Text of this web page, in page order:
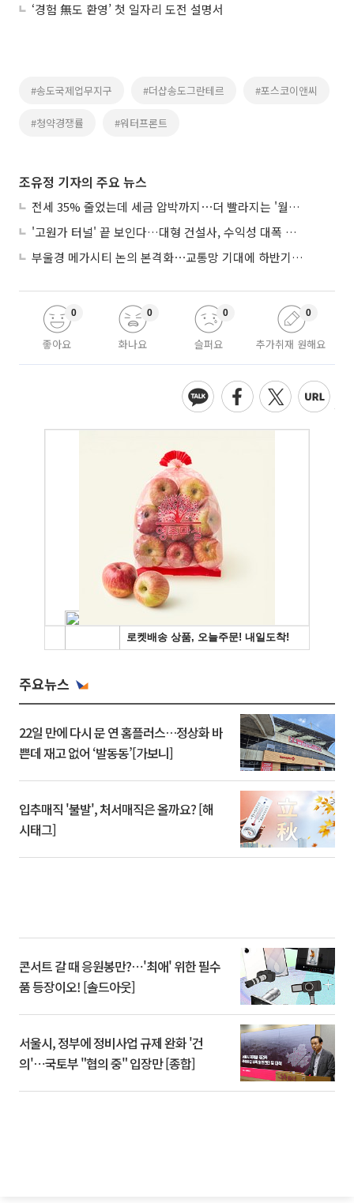
‘경험 無도 환영’ 첫 일자리 도전 설명서
#송도국제업무지구 #더샵송도그란테르 #포스코이앤씨
#청약경쟁률 #워터프론트
조유정 기자의 주요 뉴스
전세 35% 줄었는데 세금 압박까지⋯더 빨라지는 '월세화'
'고원가 터널' 끝 보인다…대형 건설사, 수익성 대폭 개선
부울경 메가시티 논의 본격화⋯교통망 기대에 하반기 분양시장 '주목'
좋아요
0
화나요
0
슬퍼요
0
추가취재 원해요
0
주요뉴스
22일 만에 다시 문 연 홈플러스…정상화 바
쁜데 재고 없어 ‘발동동’[가보니]
입추매직 '불발', 처서매직은 올까요? [해
시태그]
콘서트 갈 때 응원봉만?⋯'최애' 위한 필수
품 등장이오! [솔드아웃]
서울시, 정부에 정비사업 규제 완화 '건
의'⋯국토부 "협의 중" 입장만 [종합]